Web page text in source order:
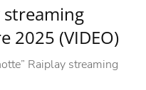
streaming
2025 (VIDEO)
Raiplay streaming